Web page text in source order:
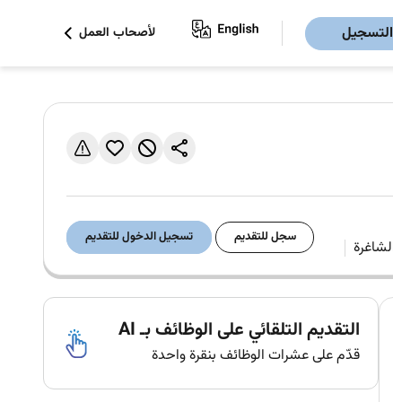
التسجيل لأصحاب العمل
سجل للتقديم تسجيل الدخول للتقديم
التقديم التلقائي على الوظائف بـ AI
قدّم على عشرات الوظائف بنقرة واحدة